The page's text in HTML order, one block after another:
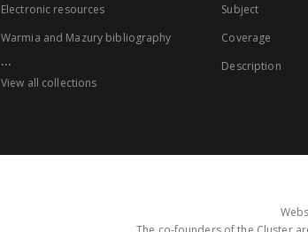
Electronic resources
Warmia and Mazury bibliography
...
View all collections
Subject
Coverage
Description